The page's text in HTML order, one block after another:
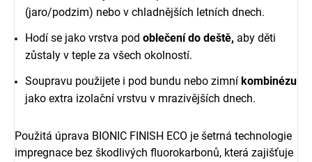
(jaro/podzim) nebo v chladnějších letních dnech.
Hodí se jako vrstva pod oblečení do deště, aby děti
zůstaly v teple za všech okolností.
Soupravu použijete i pod bundu nebo zimní kombinézu
jako extra izolační vrstvu v mrazivějších dnech.
Použitá úprava BIONIC FINISH ECO je šetrná technologie
impregnace bez škodlivých fluorokarbonů, která zajišťuje